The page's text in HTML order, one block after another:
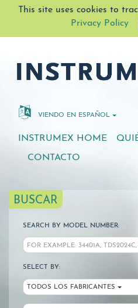
This site uses cookies to
Privacy Policy
VIENDO EN ESPAÑOL
INSTRUMEX HOME
CONTACTO
BUSCAR
SEARCH BY MODEL NUMBER:
SELECT BY:
TODOS LOS FABRICANTES